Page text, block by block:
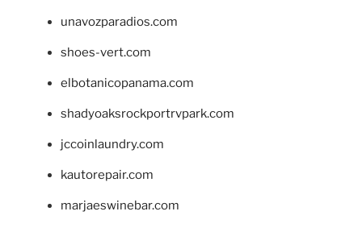
unavozparadios.com
shoes-vert.com
elbotanicopanama.com
shadyoaksrockportrvpark.com
jccoinlaundry.com
kautorepair.com
marjaeswinebar.com